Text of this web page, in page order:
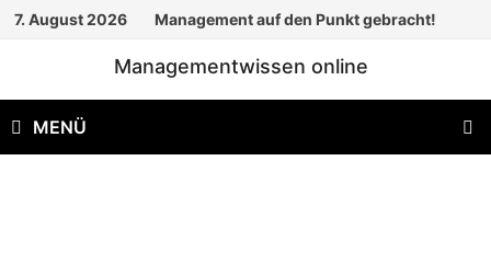
Zum
7. August 2026 Management auf den Punkt gebracht!
Managementwissen online
MENÜ